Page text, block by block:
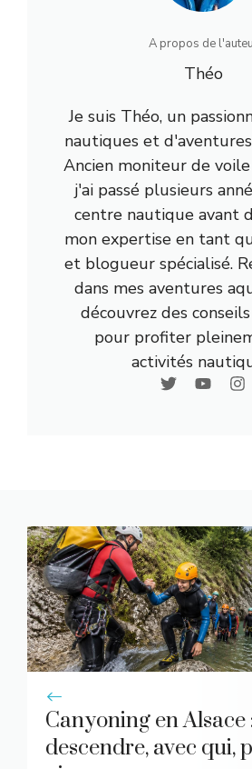
A propos de
Théo
Je suis Théo, un
nautiques et
Ancien moniteur de
j'ai passé plusieurs
centre nautique avant
mon expertise en tant
et blogueur spécialisé.
dans mes aventures
découvrez des
pour profiter
activités
Canyoning en Alsace
descendre, avec qui,